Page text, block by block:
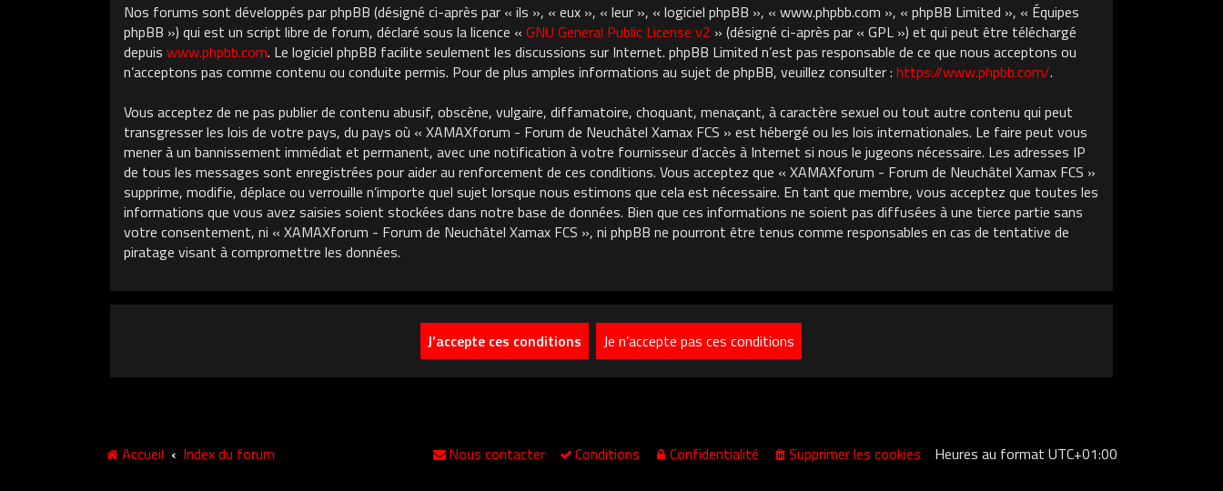
Nos forums sont développés par phpBB (désigné ci-après par « ils », « eux », « leur », « logiciel phpBB », « www.phpbb.com », « phpBB Limited », « Équipes
phpBB ») qui est un script libre de forum, déclaré sous la licence « GNU General Public License v2 » (désigné ci-après par « GPL ») et qui peut être téléchargé
depuis www.phpbb.com. Le logiciel phpBB facilite seulement les discussions sur Internet. phpBB Limited n’est pas responsable de ce que nous acceptons ou
n’acceptons pas comme contenu ou conduite permis. Pour de plus amples informations au sujet de phpBB, veuillez consulter : https://www.phpbb.com/.
Vous acceptez de ne pas publier de contenu abusif, obscène, vulgaire, diffamatoire, choquant, menaçant, à caractère sexuel ou tout autre contenu qui peut
transgresser les lois de votre pays, du pays où « XAMAXforum - Forum de Neuchâtel Xamax FCS » est hébergé ou les lois internationales. Le faire peut vous
mener à un bannissement immédiat et permanent, avec une notification à votre fournisseur d’accès à Internet si nous le jugeons nécessaire. Les adresses IP
de tous les messages sont enregistrées pour aider au renforcement de ces conditions. Vous acceptez que « XAMAXforum - Forum de Neuchâtel Xamax FCS »
supprime, modifie, déplace ou verrouille n’importe quel sujet lorsque nous estimons que cela est nécessaire. En tant que membre, vous acceptez que toutes les
informations que vous avez saisies soient stockées dans notre base de données. Bien que ces informations ne soient pas diffusées à une tierce partie sans
votre consentement, ni « XAMAXforum - Forum de Neuchâtel Xamax FCS », ni phpBB ne pourront être tenus comme responsables en cas de tentative de
piratage visant à compromettre les données.
Accueil Index du forum Heures au formatUTC+01:00
Supprimer les cookies
Confidentialité
Conditions
Nous contacter